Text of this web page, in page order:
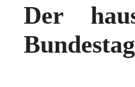
Der